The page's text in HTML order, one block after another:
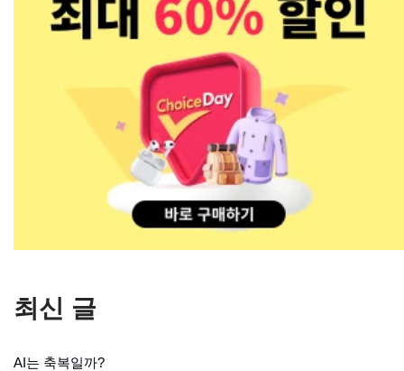
최신 글
AI는 축복일까?